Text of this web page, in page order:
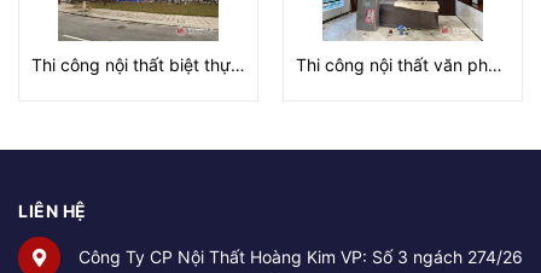
Thi công nội thất biệt thự tại Hà Nội Thi công nội thất văn phòng tại Hà Nội
LIÊN HỆ
Công Ty CP Nội Thất Hoàng Kim VP: Số 3 ngách 274/26